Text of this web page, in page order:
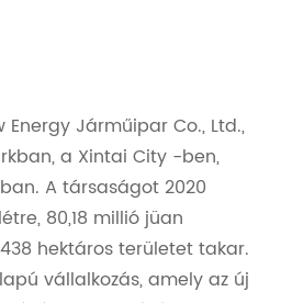
Energy Járműipar Co., Ltd.,
a Xintai City -ben,
A társaságot 2020
80,18 millió jüan
hektáros területet takar.
vállalkozás, amely az új